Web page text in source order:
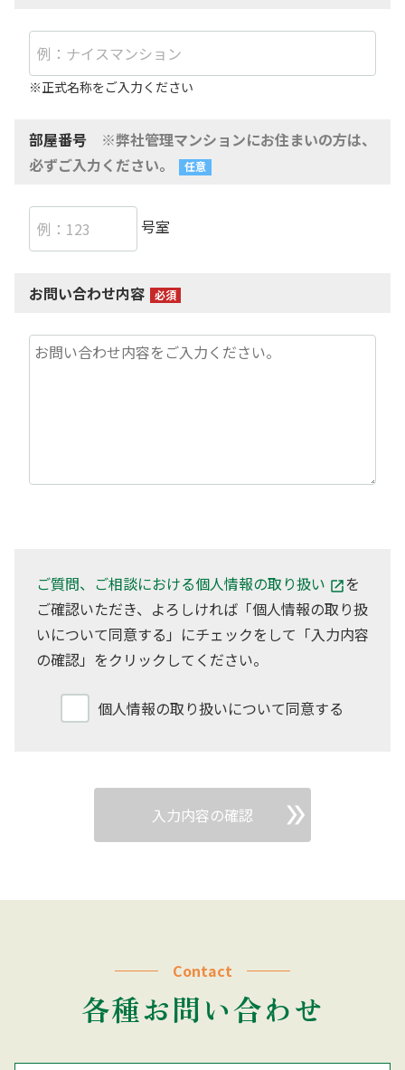
※正式名称をご入力ください
部屋番号 ※弊社管理マンションにお住まいの方は、
必ずご入力ください。
号室
お問い合わせ内容
ご質問、ご相談における個人情報の取り扱い
を
ご確認いただき、よろしければ「個人情報の取り扱
いについて同意する」にチェックをして「入力内容
の確認」をクリックしてください。
個人情報の取り扱いについて同意する
Contact
各種お問い合わせ